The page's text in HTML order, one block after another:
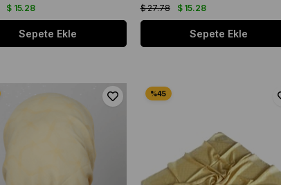
$ 15.28
Sepete Ekle
$ 15.28
$ 27.78
Sepete Ekle